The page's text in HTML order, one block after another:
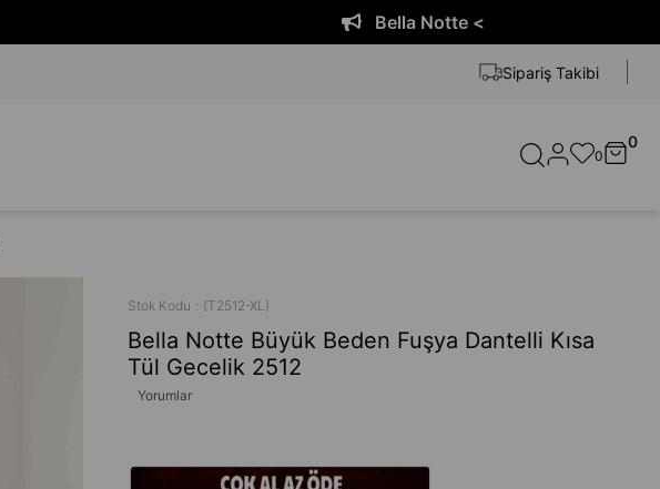
Bella Notte <
Sipariş Takibi
0
0
Stok Kodu (T2512-XL)
Bella Notte Büyük Beden Fuşya Dantelli Kısa
Tül Gecelik 2512
Yorumlar